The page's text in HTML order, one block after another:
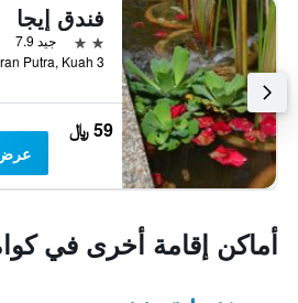
فندق إيجا
2 نجمتين
جيد 7.9
59 ﷼
أماكن إقامة أخرى في